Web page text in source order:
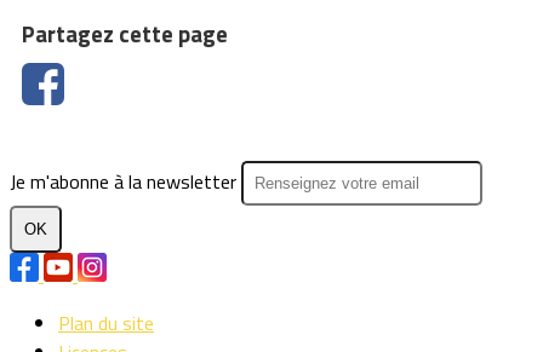
Partagez cette page
Je m'abonne à la newsletter
OK
Plan du site